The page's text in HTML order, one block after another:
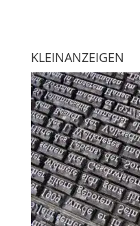
KLEINANZEIGEN